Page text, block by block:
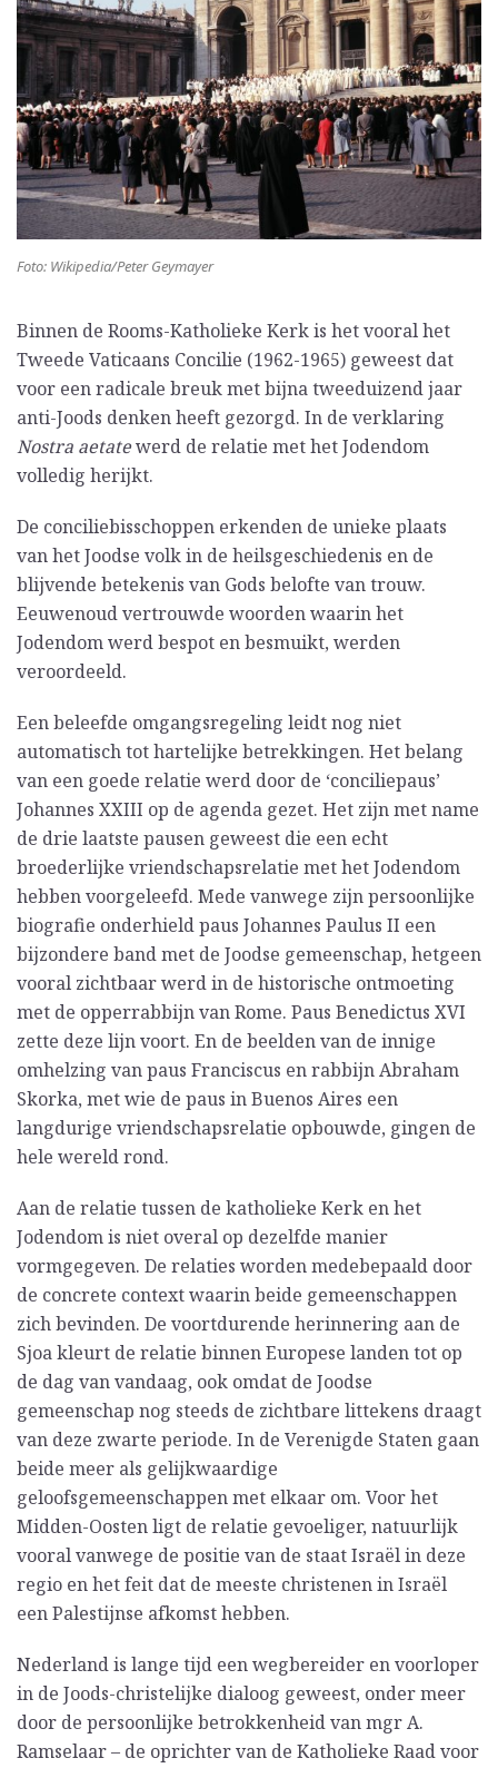
Foto: Wikipedia/Peter Geymayer
Binnen de Rooms-Katholieke Kerk is het vooral het
Tweede Vaticaans Concilie (1962-1965) geweest dat
voor een radicale breuk met bijna tweeduizend jaar
anti-Joods denken heeft gezorgd. In de verklaring
Nostra aetatewerd de relatie met het Jodendom
volledig herijkt.
De conciliebisschoppen erkenden de unieke plaats
van het Joodse volk in de heilsgeschiedenis en de
blijvende betekenis van Gods belofte van trouw.
Eeuwenoud vertrouwde woorden waarin het
Jodendom werd bespot en besmuikt, werden
veroordeeld.
Een beleefde omgangsregeling leidt nog niet
automatisch tot hartelijke betrekkingen. Het belang
van een goede relatie werd door de ‘conciliepaus’
Johannes XXIII op de agenda gezet. Het zijn met name
de drie laatste pausen geweest die een echt
broederlijke vriendschapsrelatie met het Jodendom
hebben voorgeleefd. Mede vanwege zijn persoonlijke
biografie onderhield paus Johannes Paulus II een
bijzondere band met de Joodse gemeenschap, hetgeen
vooral zichtbaar werd in de historische ontmoeting
met de opperrabbijn van Rome. Paus Benedictus XVI
zette deze lijn voort. En de beelden van de innige
omhelzing van paus Franciscus en rabbijn Abraham
Skorka, met wie de paus in Buenos Aires een
langdurige vriendschapsrelatie opbouwde, gingen de
hele wereld rond.
Aan de relatie tussen de katholieke Kerk en het
Jodendom is niet overal op dezelfde manier
vormgegeven. De relaties worden medebepaald door
de concrete context waarin beide gemeenschappen
zich bevinden. De voortdurende herinnering aan de
Sjoa kleurt de relatie binnen Europese landen tot op
de dag van vandaag, ook omdat de Joodse
gemeenschap nog steeds de zichtbare littekens draagt
van deze zwarte periode. In de Verenigde Staten gaan
beide meer als gelijkwaardige
geloofsgemeenschappen met elkaar om. Voor het
Midden-Oosten ligt de relatie gevoeliger, natuurlijk
vooral vanwege de positie van de staat Israël in deze
regio en het feit dat de meeste christenen in Israël
een Palestijnse afkomst hebben.
Nederland is lange tijd een wegbereider en voorloper
in de Joods-christelijke dialoog geweest, onder meer
door de persoonlijke betrokkenheid van mgr A.
Ramselaar – de oprichter van de Katholieke Raad voor